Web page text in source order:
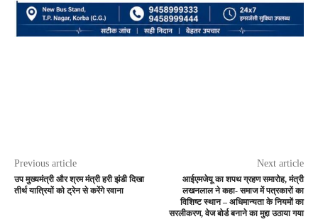
Previous article
उप मुख्यमंत्री और श्रम मंत्री हरी झंडी दिखा
तीर्थ यात्रियों को ट्रेन से करेंगे रवाना
Next article
आईएमजेयू का शपथ ग्रहण समारोह, मंत्री
लखनलाल ने कहा- समाज में पत्रकारों का
विशिष्ट स्थान – अधिमान्यता के नियमों का
सरलीकरण, वेज बोर्ड बनाने का मुद्दा उठाया गया